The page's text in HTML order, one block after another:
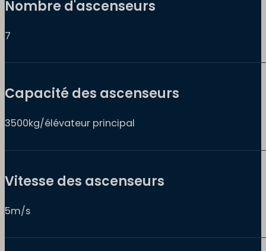
Nombre d'ascenseurs
7
Capacité des ascenseurs
3500kg/élévateur principal
Vitesse des ascenseurs
5m/s